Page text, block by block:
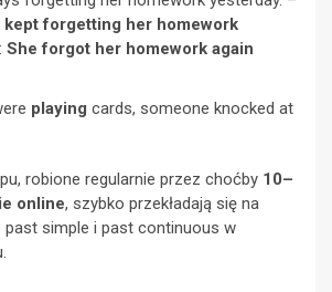
kept forgetting her homework
She forgot her homework again
playing cards, someone knocked at
robione regularnie przez choćby 10–
online, szybko przekładają się na
past simple i past continuous w